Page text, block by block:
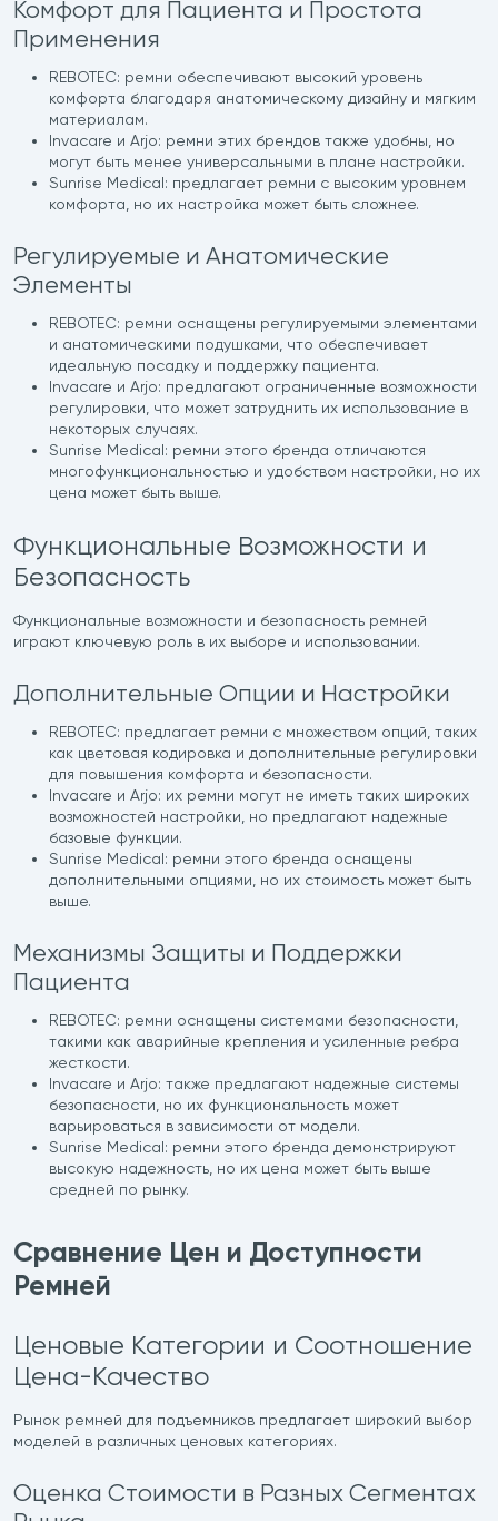
Комфорт для Пациента и Простота
Применения
REBOTEC: ремни обеспечивают высокий уровень
комфорта благодаря анатомическому дизайну и мягким
материалам.
Invacare и Arjo: ремни этих брендов также удобны, но
могут быть менее универсальными в плане настройки.
Sunrise Medical: предлагает ремни с высоким уровнем
комфорта, но их настройка может быть сложнее.
Регулируемые и Анатомические
Элементы
REBOTEC: ремни оснащены регулируемыми элементами
и анатомическими подушками, что обеспечивает
идеальную посадку и поддержку пациента.
Invacare и Arjo: предлагают ограниченные возможности
регулировки, что может затруднить их использование в
некоторых случаях.
Sunrise Medical: ремни этого бренда отличаются
многофункциональностью и удобством настройки, но их
цена может быть выше.
Функциональные Возможности и
Безопасность
Функциональные возможности и безопасность ремней
играют ключевую роль в их выборе и использовании.
Дополнительные Опции и Настройки
REBOTEC: предлагает ремни с множеством опций, таких
как цветовая кодировка и дополнительные регулировки
для повышения комфорта и безопасности.
Invacare и Arjo: их ремни могут не иметь таких широких
возможностей настройки, но предлагают надежные
базовые функции.
Sunrise Medical: ремни этого бренда оснащены
дополнительными опциями, но их стоимость может быть
выше.
Механизмы Защиты и Поддержки
Пациента
REBOTEC: ремни оснащены системами безопасности,
такими как аварийные крепления и усиленные ребра
жесткости.
Invacare и Arjo: также предлагают надежные системы
безопасности, но их функциональность может
варьироваться в зависимости от модели.
Sunrise Medical: ремни этого бренда демонстрируют
высокую надежность, но их цена может быть выше
средней по рынку.
Сравнение Цен и Доступности
Ремней
Ценовые Категории и Соотношение
Цена-Качество
Рынок ремней для подъемников предлагает широкий выбор
моделей в различных ценовых категориях.
Оценка Стоимости в Разных Сегментах